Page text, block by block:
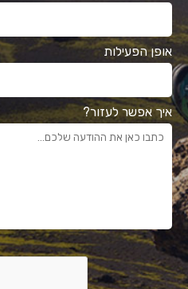
אופן הפעילות
איך אפשר לעזור?